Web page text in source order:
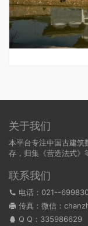
关于我们
本平台专注中国古建筑
存，归集《营造法式》
联系我们
电话：021--
传真：微信：
Q Q： 335986629